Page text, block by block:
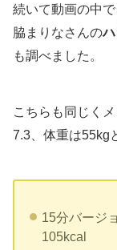
続いて動画の中
脇まりなさんの
も調べました。
こちらも同じく
7.3、体重は55kg
15分バージ
105kcal